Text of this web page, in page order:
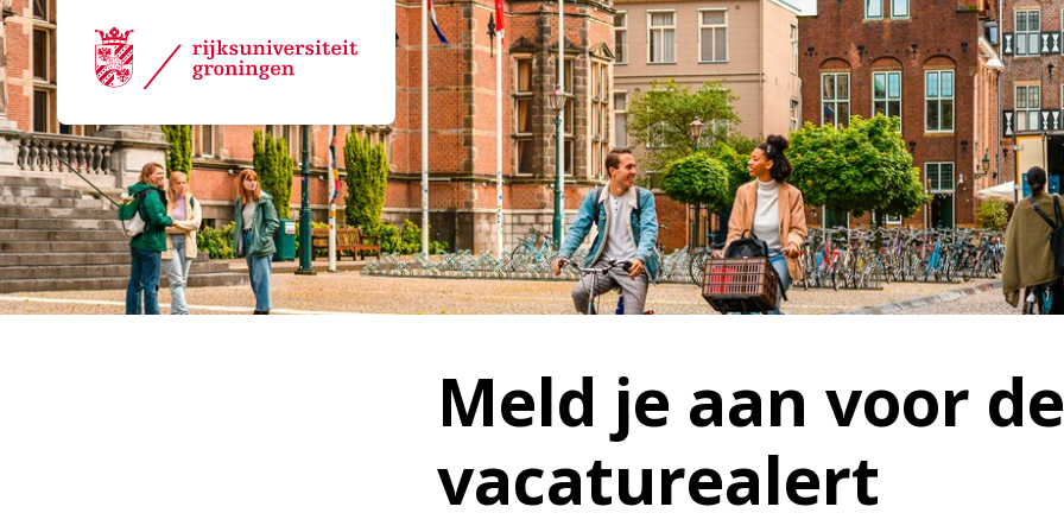
Meld je aan voor de
vacaturealert